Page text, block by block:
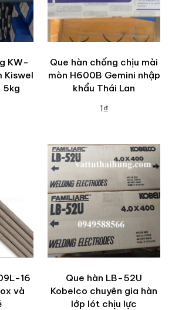
KW-
Kiswel
5kg
Que hàn chống chịu mài
mòn H600B Gemini nhập
khẩu Thái Lan
1₫
16
và
Que hàn LB-52U
Kobelco chuyên gia hàn
lớp lót chịu lực